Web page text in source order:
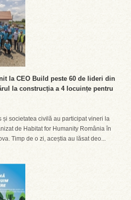
la CEO Build peste 60 de lideri din
la construcția a 4 locuințe pentru
și societatea civilă au participat vineri la
de Habitat for Humanity România în
Timp de o zi, aceștia au lăsat deo...